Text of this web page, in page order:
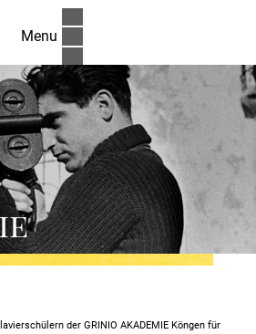
Menu
der GRINIO AKADEMIE Köngen für